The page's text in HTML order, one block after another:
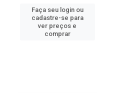
Faça seu login ou
cadastre-se para
ver preços e
comprar